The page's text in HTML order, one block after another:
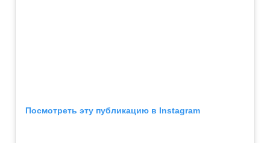
Посмотреть эту публикацию в Instagram